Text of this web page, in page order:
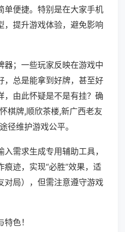
单便捷。特别是在大家手机
，提升游戏体验，避免影响
器；一些玩家反映在游戏中
，总是能拿到好牌，甚至好
，由此怀疑是不是有挂？确
棋牌,顺欣茶楼,新广西老友
径维护游戏公平。
需求生成专用辅助工具，
迹，实现“必胜”效果，适
对局），但需注意遵守游戏
色！